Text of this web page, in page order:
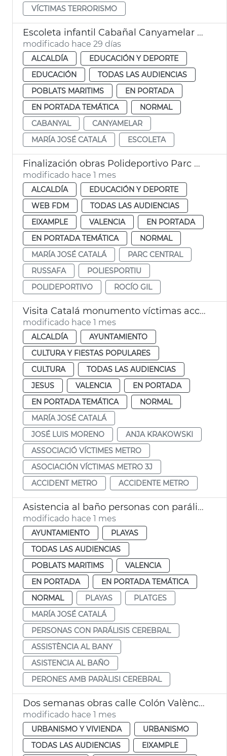
VÍCTIMAS TERRORISMO
Escoleta infantil Cabañal Canyamelar València abre en septiembre
modificado hace 29 días
ALCALDÍA
EDUCACIÓN Y DEPORTE
EDUCACIÓN
TODAS LAS AUDIENCIAS
POBLATS MARITIMS
EN PORTADA
EN PORTADA TEMÁTICA
NORMAL
CABANYAL
CANYAMELAR
MARÍA JOSÉ CATALÁ
ESCOLETA
Finalización obras Polideportivo Parc Central València
modificado hace 1 mes
ALCALDÍA
EDUCACIÓN Y DEPORTE
WEB FDM
TODAS LAS AUDIENCIAS
EIXAMPLE
VALENCIA
EN PORTADA
EN PORTADA TEMÁTICA
NORMAL
MARÍA JOSÉ CATALÁ
PARC CENTRAL
RUSSAFA
POLIESPORTIU
POLIDEPORTIVO
ROCÍO GIL
Visita Catalá monumento víctimas accidente metro 3-J
modificado hace 1 mes
ALCALDÍA
AYUNTAMIENTO
CULTURA Y FIESTAS POPULARES
CULTURA
TODAS LAS AUDIENCIAS
JESUS
VALENCIA
EN PORTADA
EN PORTADA TEMÁTICA
NORMAL
MARÍA JOSÉ CATALÁ
JOSÉ LUIS MORENO
ANJA KRAKOWSKI
ASSOCIACIÓ VÍCTIMES METRO
ASOCIACIÓN VÍCTIMAS METRO 3J
ACCIDENT METRO
ACCIDENTE METRO
Asistencia al baño personas con parálisis cerebral València
modificado hace 1 mes
AYUNTAMIENTO
PLAYAS
TODAS LAS AUDIENCIAS
POBLATS MARITIMS
VALENCIA
EN PORTADA
EN PORTADA TEMÁTICA
NORMAL
PLAYAS
PLATGES
MARÍA JOSÉ CATALÁ
PERSONAS CON PARÁLISIS CEREBRAL
ASSISTÈNCIA AL BANY
ASISTENCIA AL BAÑO
PERONES AMB PARÀLISI CEREBRAL
Dos semanas obras calle Colón València
modificado hace 1 mes
URBANISMO Y VIVIENDA
URBANISMO
TODAS LAS AUDIENCIAS
EIXAMPLE